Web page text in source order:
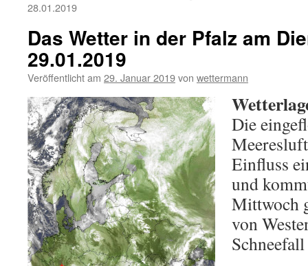
28.01.2019
Das Wetter in der Pfalz am
29.01.2019
Veröffentlicht am 29. Januar 2019von wettermann
Die
Einfluss
und
Mittwoch
von